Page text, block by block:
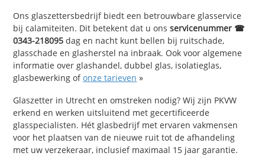
Ons glaszettersbedrijf biedt een betrouwbare glasservice
bij calamiteiten. Dit betekent dat u onsservicenummer ☎
0343-218095 dag en nacht kunt bellen bij ruitschade,
glasschade en glasherstel na inbraak. Ook voor algemene
informatie over glashandel, dubbel glas, isolatieglas,
glasbewerking ofonze tarieven »
Glaszetter in Utrecht en omstreken nodig? Wij zijn PKVW
erkend en werken uitsluitend met gecertificeerde
glasspecialisten. Hét glasbedrijf met ervaren vakmensen
voor het plaatsen van de nieuwe ruit tot de afhandeling
met uw verzekeraar, inclusief maximaal 15 jaar garantie.